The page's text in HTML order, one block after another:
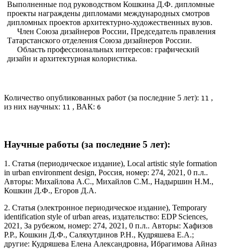
Выполненные под руководством Кошкина Д.Ф. дипломные
проекты награждены дипломами международных смотров
дипломных проектов архитектурно-художественных вузов.
Член Союза дизайнеров России, Председатель правления
Татарстанского отделения Союза дизайнеров России.
Область профессиональных интересов: графический
дизайн и архитектурная колористика.
Количество опубликованных работ (за последние 5 лет): 11 ,
из них научных: 11 , ВАК: 6
Научные работы (за последние 5 лет):
1. Статья (периодическое издание), Local artistic style formation
in urban environment design, Россия, номер: 274, 2021, 0 п.л..
Авторы: Михайлова А.С., Михайлов С.М., Надыршин Н.М.,
Кошкин Д.Ф., Егоров Д.А.
2. Статья (электронное периодическое издание), Temporary
identification style of urban areas, издательство: EDP Sciences,
2021, За рубежом, номер: 274, 2021, 0 п.л.. Авторы: Хафизов
Р.Р., Кошкин Д.Ф., Саляхутдинов Р.Н., Кудряшева Е.А.;
другие: Кудряшева Елена Александровна, Ибрагимова Айназ